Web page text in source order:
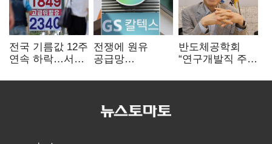
전국 기름값 12주
연속 하락…서울
전쟁에 원유
공급망
정유, 에너지안보
반도체공학회
“연구개발직 주
개선해야”